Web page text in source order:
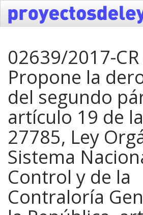
02639/2017-CR
Propone la
del segundo
artículo 19 de
27785, Ley
Sistema
Control y de la
Contraloría